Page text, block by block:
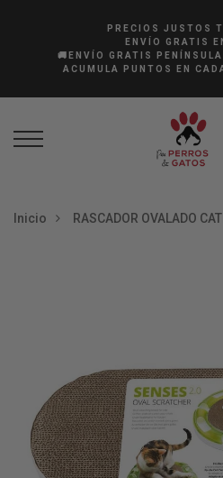
PRECIOS JUSTOS
ENVÍO GRATIS
🚚ENVÍO GRATIS
ACUMULA PUNTOS EN
Inicio RASCADOR OVALADO